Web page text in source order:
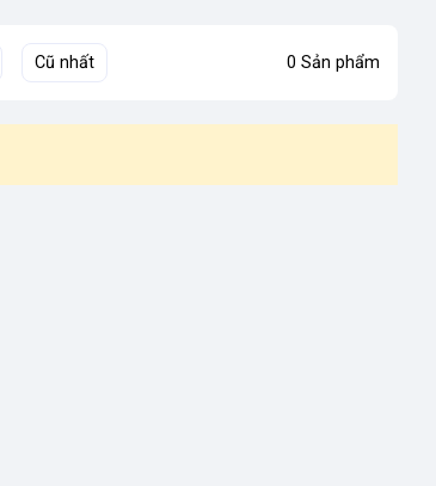
Cũ nhất 0 Sản phẩm